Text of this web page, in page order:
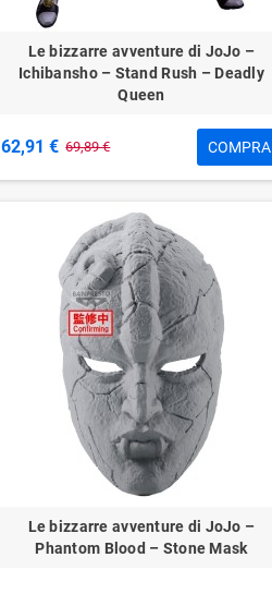
Le bizzarre avventure di JoJo –
Ichibansho – Stand Rush – Deadly
Queen
62,91 € 69,89 € COMPRA
Le bizzarre avventure di JoJo –
Phantom Blood – Stone Mask